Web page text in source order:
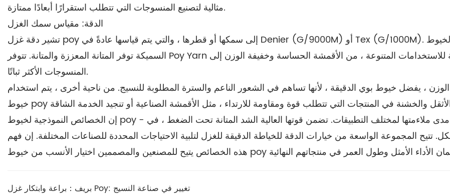
مثالية لتصنيع المنسوجات التي تتطلب استقرارًا أبعادًا ممتازة.
الدقة: مقياس سمك الغزل
تشير دقة غزل poy إلى سمكها أو قطرها ، والتي يتم قياسها عادةً في Denier (G/9000M) أو Tex (G/1000M). تنتج الخيوط الدقيقة أقمشة أكثر نعومة ، في حين أن الخيوط
السميكة توفر المتانة المعززة والمتانة. تتوفر Poy Yarn في مجموعة واسعة من الدقة ، والتي تتيح أن تكون مصممة للاستخدامات المتنوعة ، من الأقمشة الحساسة وخفيفة الوزن إلى
المنسوجات الأكثر ثباتًا.
، يفضل خيوط بوي الدقيقة ، لأنها تساهم في الشعور الناعم والسترة المطلوبة للنسيج. من ناحية أخرى ، يتم استخدام
إن الخصائص النموذجية لخيوط poy - قاعة الاستطالة ، والهجة - هي أمر بالغ الأهمية في تحديد مدى ملاءمتها لمختلف التطبيقات. تضمن قوتها العالية الشد المتانة تحت الضغط ، في
تتيح المجموعة الواسعة من خيارات الدقة للخياطة الدقيقة للغزل لتلبية الاحتياجات المحددة للصناعات المختلفة. إن فهم
بريف：براعة وابتكار غزل Poy: تغيير في صناعة النسيج